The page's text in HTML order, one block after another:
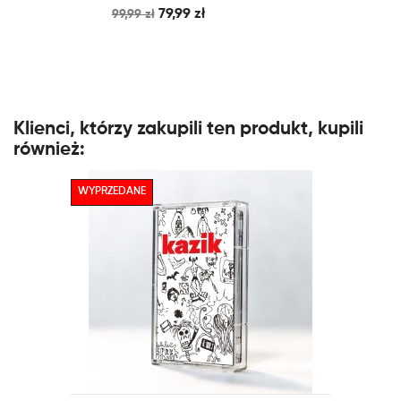
99,99 zł 79,99 zł
Klienci, którzy zakupili ten produkt, kupili
również:
WYPRZEDANE